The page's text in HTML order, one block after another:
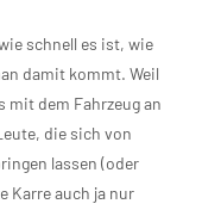
schnell es ist, wie
damit kommt. Weil
dem Fahrzeug an
die sich von
lassen (oder
Karre auch ja nur